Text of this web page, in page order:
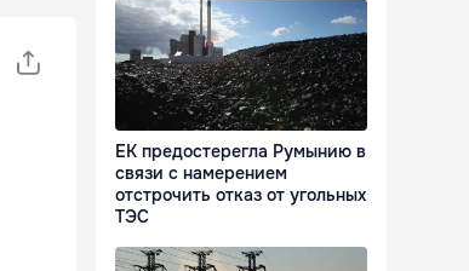
ЕК предостерегла Румынию в
связи с намерением
отстрочить отказ от угольных
ТЭС